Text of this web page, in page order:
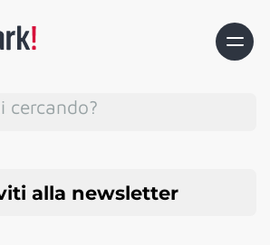
cercando?
alla newsletter